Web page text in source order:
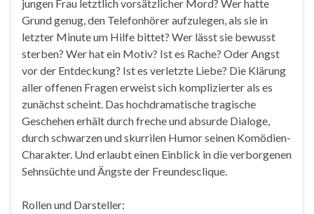
jungen Frau letztlich vorsätzlicher Mord? Wer hatte
Grund genug, den Telefonhörer aufzulegen, als sie in
letzter Minute um Hilfe bittet? Wer lässt sie bewusst
sterben? Wer hat ein Motiv? Ist es Rache? Oder Angst
vor der Entdeckung? Ist es verletzte Liebe? Die Klärung
aller offenen Fragen erweist sich komplizierter als es
zunächst scheint. Das hochdramatische tragische
Geschehen erhält durch freche und absurde Dialoge,
durch schwarzen und skurrilen Humor seinen Komödien-
Charakter. Und erlaubt einen Einblick in die verborgenen
Sehnsüchte und Ängste der Freundesclique.
Rollen und Darsteller: